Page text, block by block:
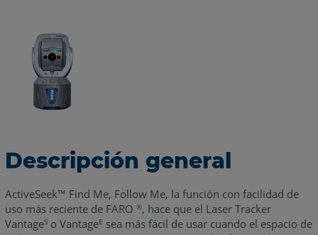
Ver
Find
Me
en
acción
Find
Follow
Me
Descripción general
ActiveSeek™ Find Me, Follow Me, la función con facilidad de
uso más reciente de FARO ®, hace que el Laser Tracker
VantageSo VantageE sea más fácil de usar cuando el espacio de